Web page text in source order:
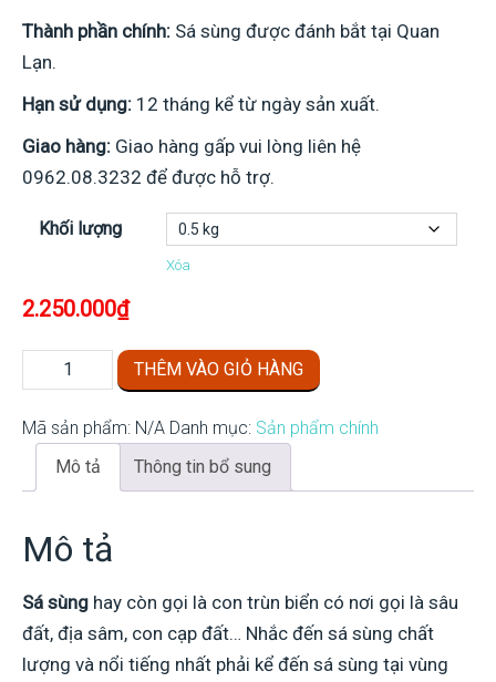
Thành phần chính: Sá sùng được đánh bắt tại Quan
Lạn.
Hạn sử dụng: 12 tháng kể từ ngày sản xuất.
Giao hàng: Giao hàng gấp vui lòng liên hệ
0962.08.3232 để được hỗ trợ.
Khối lượng
Xóa
2.250.000₫
sùng
loại
THÊM VÀO GIỎ HÀNG
Mã sản phẩm: N/A Danh mục: Sản phẩm chính
Mô tả
Thông tin bổ sung
Mô tả
Sá sùng hay còn gọi là con trùn biển có nơi gọi là sâu
đất, địa sâm, con cạp đất… Nhắc đến sá sùng chất
lượng và nổi tiếng nhất phải kể đến sá sùng tại vùng